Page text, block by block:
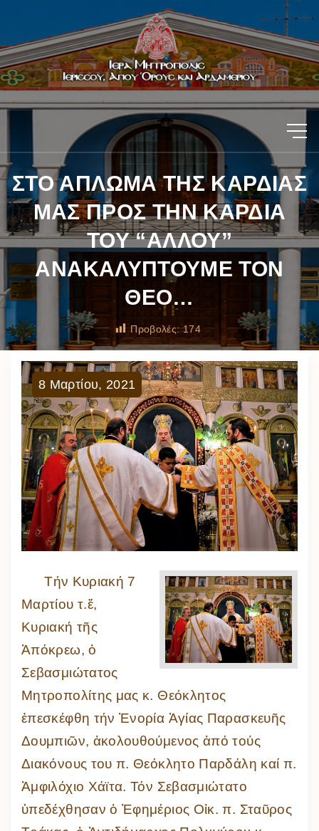
ΣΤΟ ΑΠΛΩΜΑ ΤΗΣ ΚΑΡΔΙΑΣ
ΜΑΣ ΠΡΟΣ ΤΗΝ ΚΑΡΔΙΑ
ΤΟΥ “ΑΛΛΟΥ”
ΑΝΑΚΑΛΥΠΤΟΥΜΕ ΤΟΝ
ΘΕΟ…
Προβολές: 174
8 Μαρτίου, 2021
Τήν Κυριακή 7
Μαρτίου τ.ἔ,
Κυριακή τῆς
Ἀπόκρεω, ὁ
Σεβασμιώτατος
Μητροπολίτης μας κ. Θεόκλητος
ἐπεσκέφθη τήν Ἐνορία Ἁγίας Παρασκευῆς
Δουμπιῶν, ἀκολουθούμενος ἀπό τούς
Διακόνους του π. Θεόκλητο Παρδάλη καί π.
Ἀμφιλόχιο Χάϊτα. Τόν Σεβασμιώτατο
ὑπεδέχθησαν ὁ Ἐφημέριος Οἰκ. π. Σταῦρος